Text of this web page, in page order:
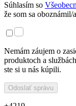
Súhlasím so
že som sa oboznámil/
Nemám záujem o
produktoch a
ste si u nás kúpili.
Odoslať správu